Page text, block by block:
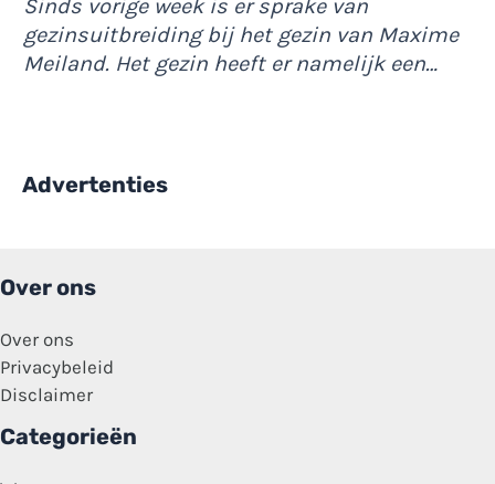
Sinds vorige week is er sprake van
gezinsuitbreiding bij het gezin van Maxime
Meiland. Het gezin heeft er namelijk een…
Advertenties
Over ons
Over ons
Privacybeleid
Disclaimer
Categorieën